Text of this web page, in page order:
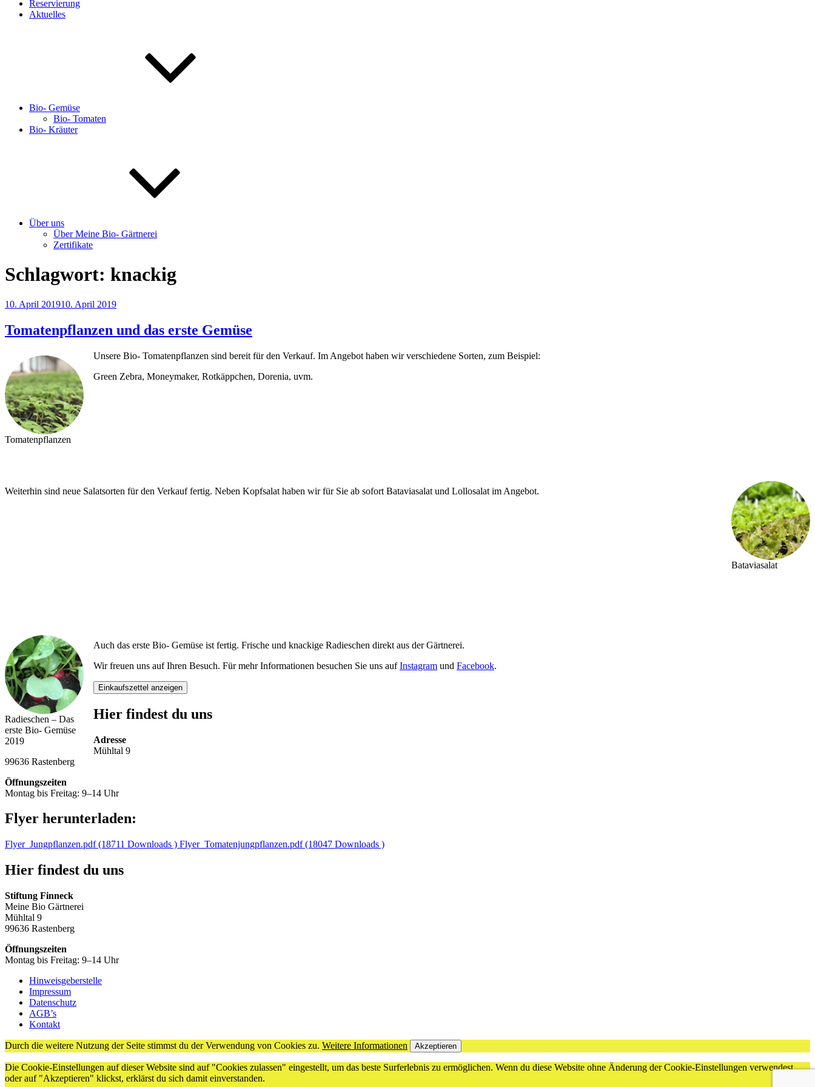
Reservierung
Aktuelles
Bio- Gemüse
Bio- Tomaten
Bio- Kräuter
Über uns
Über Meine Bio- Gärtnerei
Zertifikate
Schlagwort: knackig
Veröffentlicht
10. April 201910. April 2019
Tomatenpflanzen und das erste Gemüse
Tomatenpflanzen
Unsere Bio- Tomatenpflanzen sind bereit für den Verkauf. Im Angebot haben wir verschiedene Sorten, zum Beispiel:
Green Zebra, Moneymaker, Rotkäppchen, Dorenia, uvm.
Bataviasalat
Weiterhin sind neue Salatsorten für den Verkauf fertig. Neben Kopfsalat haben wir für Sie ab sofort Bataviasalat und Lollosalat im Angebot.
Radieschen – Das
erste Bio- Gemüse
2019
Auch das erste Bio- Gemüse ist fertig. Frische und knackige Radieschen direkt aus der Gärtnerei.
Wir freuen uns auf Ihren Besuch. Für mehr Informationen besuchen Sie uns aufInstagram und Facebook.
Einkaufszettel anzeigen
Hier findest du uns
Adresse
Mühltal 9
99636 Rastenberg
Öffnungszeiten
Montag bis Freitag: 9–14 Uhr
Flyer herunterladen:
Flyer_Jungpflanzen.pdf (18711 Downloads ) Flyer_Tomatenjungpflanzen.pdf (18047 Downloads )
Hier findest du uns
Stiftung Finneck
Meine Bio Gärtnerei
Mühltal 9
99636 Rastenberg
Öffnungszeiten
Montag bis Freitag: 9–14 Uhr
Hinweisgeberstelle
Impressum
Datenschutz
AGB’s
Kontakt
Durch die weitere Nutzung der Seite stimmst du der Verwendung von Cookies zu. Weitere Informationen Akzeptieren
Die Cookie-Einstellungen auf dieser Website sind auf "Cookies zulassen" eingestellt, um das beste Surferlebnis zu ermöglichen. Wenn du diese Website ohne Änderung der Cookie-Einstellungen verwendest
oder auf "Akzeptieren" klickst, erklärst du sich damit einverstanden.